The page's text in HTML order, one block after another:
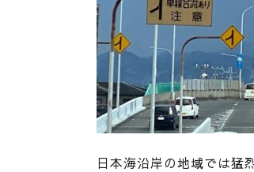
日本海沿岸の地域では猛